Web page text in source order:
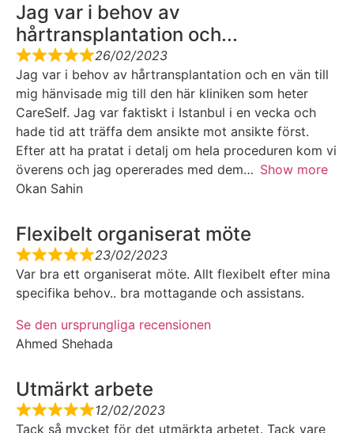
Jag var i behov av
hårtransplantation och...
26/02/2023
Jag var i behov av hårtransplantation och en vän till
mig hänvisade mig till den här kliniken som heter
CareSelf. Jag var faktiskt i Istanbul i en vecka och
hade tid att träffa dem ansikte mot ansikte först.
Efter att ha pratat i detalj om hela proceduren kom vi
överens och jag opererades med dem
Show more
Okan Sahin
Flexibelt organiserat möte
23/02/2023
Var bra ett organiserat möte. Allt flexibelt efter mina
specifika behov.. bra mottagande och assistans.
Se den ursprungliga recensionen
Ahmed Shehada
Utmärkt arbete
12/02/2023
Tack så mycket för det utmärkta arbetet. Tack vare